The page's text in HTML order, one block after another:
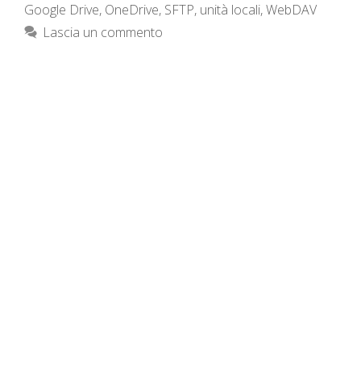
Google Drive, OneDrive, SFTP, unità locali,WebDAV
Lascia un commento